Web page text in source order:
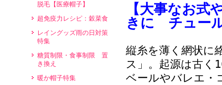
脱毛【医療帽子】
超免疫力レシピ：穀菜食
レイングッズ雨の日対策
特集
糖質制限・食事制限 置
き換え
暖か帽子特集
【大事なお
きに チュー
縦糸を薄く網状に
ス」。起源は古く
ベールやバレエ・